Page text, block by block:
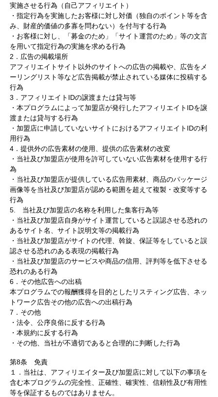
実施させる行為（自己アフィリエイト）
・指定行為を実施したお客様に対し対価（独自のポイント等を含
み、財産的価値の多寡を問わない）を付与する行為
・お客様に対し、「募金のため」「サイト運営のため」等の文言
を用いて指定行為の実施を求める行為
2．広告の掲載場所
アフィリエイトサイト以外のサイトへの広告の掲載や、広告をメ
ーリングリスト等など広告掲載が禁止されている媒体に投稿する
行為
3．アフィリエイトIDの譲渡または貸与等
・本プログラムによって加盟店が発行したアフィリエイトIDを譲
渡または貸与する行為
・加盟店に申請していないサイトにおけるアフィリエイトIDの利
用行為
4．提供外の広告素材の使用、提供の広告素材の改変
・当社及び加盟店が使用を許可していない広告素材を使用する行
為
・当社及び加盟店が提供している広告用素材、商品のパッケージ
画像等を当社及び加盟店が認める範囲を超えて複製・改変等する
行為
5. 当社及び加盟店の名称を利用した集客行為等
・当社及び加盟店自身がサイト運営していると誤認させる恐れの
あるサイト名、サイト説明文等の掲載行為
・当社及び加盟店がサイトの代理、斡旋、保証等をしていると誤
認させる恐れのある表現の掲載行為
・当社及び加盟店のサービスや商品の信用、評判等を低下させる
恐れのある行為
6．その他広告への出稿
本プログラムでの報酬獲得を目的としたリスティング広告、ネッ
トワーク広告その他の広告への出稿行為
7．その他
・法令、公序良俗に反する行為
・本規約に反する行為
・その他、当社が不適切であると合理的に判断した行為
第8条 免責
１．当社は、アフィリエイター及び加盟店に対して以下の事項を
含む本プログラムの完全性、正確性、確実性、信頼性及び有用性
等を保証するものではありません。